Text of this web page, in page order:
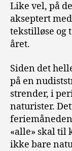
Like vel, på
akseptert
tekstilløse og
året.
Siden det
på en
strender, i
naturister.
«alle» skal til
ikke bare